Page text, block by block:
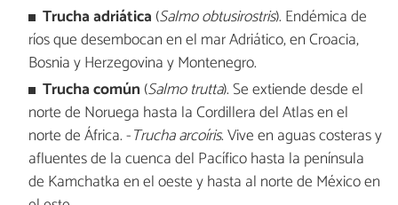
Trucha adriática (Salmo obtusirostris). Endémica de
ríos que desembocan en el mar Adriático, en Croacia,
Bosnia y Herzegovina y Montenegro.
Trucha común (Salmo trutta). Se extiende desde el
norte de Noruega hasta la Cordillera del Atlas en el
norte de África. -Trucha arcoíris. Vive en aguas costeras y
afluentes de la cuenca del Pacífico hasta la península
de Kamchatka en el oeste y hasta al norte de México en